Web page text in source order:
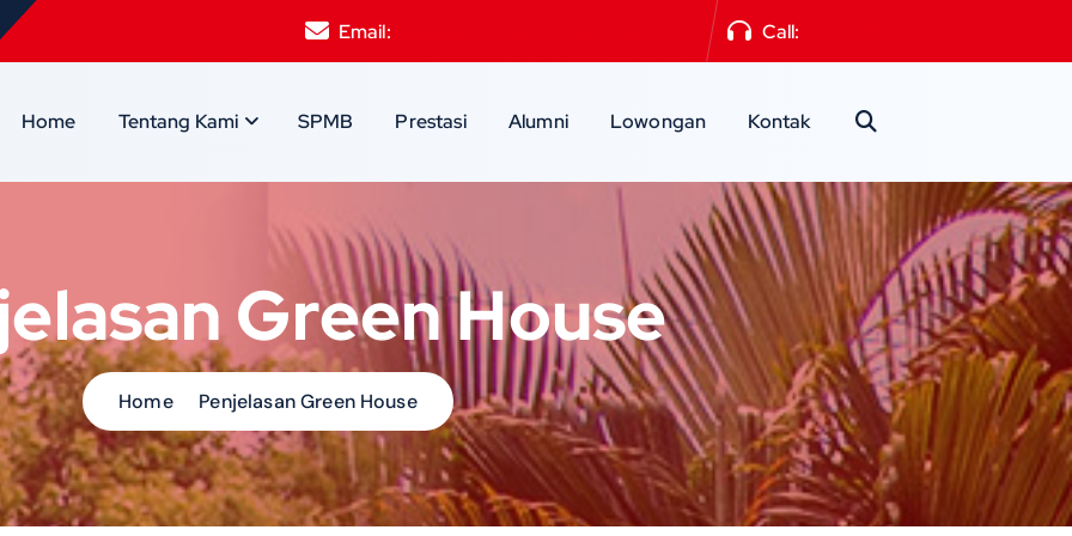
Email: Call:
Home Tentang Kami SPMB Prestasi Alumni Lowongan Kontak
Green House
Home Penjelasan Green House